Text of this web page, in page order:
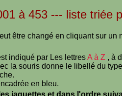
à 453 --- liste triée
être changé en cliquant sur un
indiqué par Les lettresA à Z , à
la souris donne le libellé du
en bleu.
jaquettes et dans l'ordre